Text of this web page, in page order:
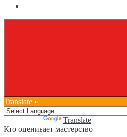
Translate »
Translate
Кто оценивает мастерство